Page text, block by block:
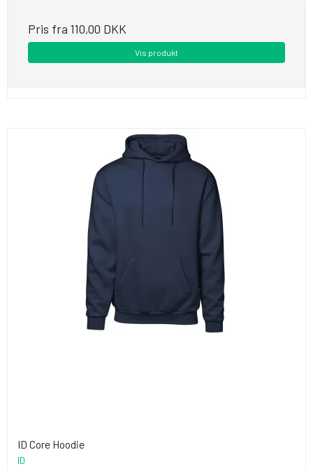
Pris fra 110,00 DKK
Vis produkt
ID Core Hoodie
ID